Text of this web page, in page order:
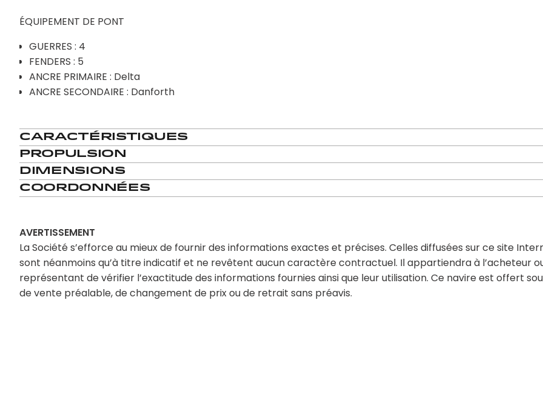
ÉQUIPEMENT DE PONT
GUERRES : 4
FENDERS : 5
ANCRE PRIMAIRE : Delta
ANCRE SECONDAIRE : Danforth
Caractéristiques
Propulsion
Dimensions
Coordonnées
AVERTISSEMENT
La Société s’efforce au mieux de fournir des informations exactes et précises. Celles diffusées sur ce site
sont néanmoins qu’à titre indicatif et ne revêtent aucun caractère contractuel. Il appartiendra à l’acheteur
représentant de vérifier l’exactitude des informations fournies ainsi que leur utilisation. Ce navire est offert
de vente préalable, de changement de prix ou de retrait sans préavis.